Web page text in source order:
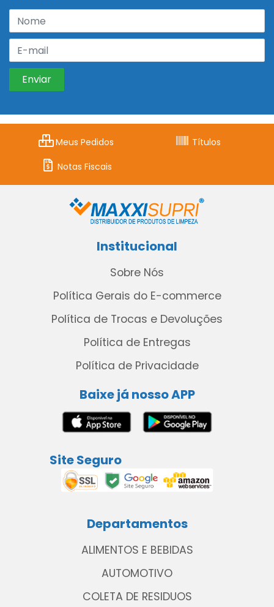
Meus Pedidos
Títulos
Notas Fiscais
Institucional
Sobre Nós
Política Gerais do E-commerce
Política de Trocas e Devoluções
Política de Entregas
Política de Privacidade
Baixe já nosso APP
Site Seguro
Departamentos
ALIMENTOS E BEBIDAS
AUTOMOTIVO
COLETA DE RESIDUOS